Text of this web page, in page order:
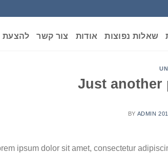
שאלות נפוצות אודות צור קשר להצעת
Just another
BY ADMIN
ipsum dolor sit amet, consectetur